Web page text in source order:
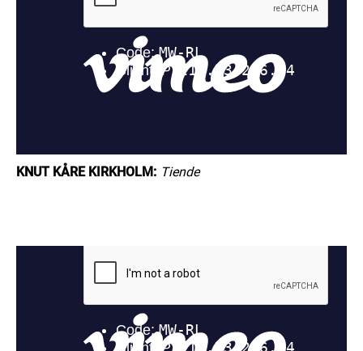
KNUT KÅRE KIRKHOLM: Tiende